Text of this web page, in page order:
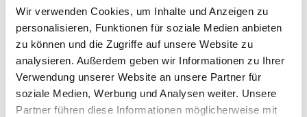
Wir verwenden Cookies, um Inhalte und Anzeigen zu
personalisieren, Funktionen für soziale Medien anbieten
zu können und die Zugriffe auf unsere Website zu
analysieren. Außerdem geben wir Informationen zu Ihrer
Verwendung unserer Website an unsere Partner für
soziale Medien, Werbung und Analysen weiter. Unsere
Partner führen diese Informationen möglicherweise mit